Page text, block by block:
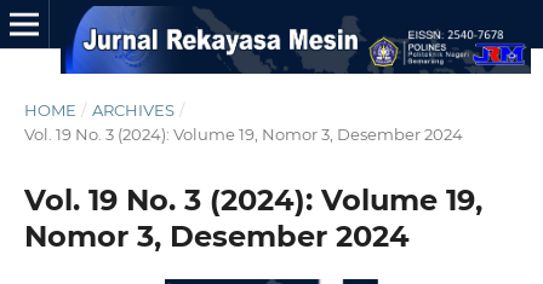
HOME / ARCHIVES /
Vol. 19 No. 3 (2024): Volume 19, Nomor 3, Desember 2024
Vol. 19 No. 3 (2024): Volume 19,
Nomor 3, Desember 2024